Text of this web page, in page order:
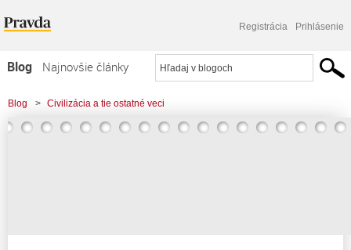
Registrácia Prihlásenie
Blog
Najnovšie články
Najčítanejšie články
Najkomentovanejšie články
Blog > Civilizácia a tie ostatné veci